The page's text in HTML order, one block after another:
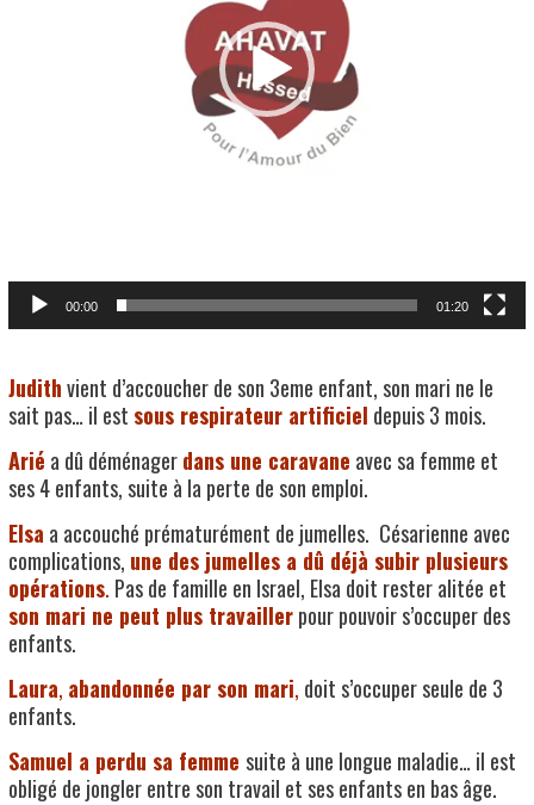
00:00 01:20
Judithvient d’accoucher de son 3eme enfant, son mari ne le
sait pas… il est sous respirateur artificiel depuis 3 mois.
Arié a dû déménagerdans une caravane avec sa femme et
ses 4 enfants, suite à la perte de son emploi.
Elsa a accouché prématurément de jumelles. Césarienne avec
complications, une des jumelles a dû déjà subir plusieurs
opérations. Pas de famille en Israel, Elsa doit rester alitée et
son mari ne peut plus travaillerpour pouvoir s’occuper des
enfants.
Laura, abandonnée par son mari, doit s’occuper seule de 3
enfants.
Samuel a perdu sa femme suite à une longue maladie… il est
obligé de jongler entre son travail et ses enfants en bas âge.